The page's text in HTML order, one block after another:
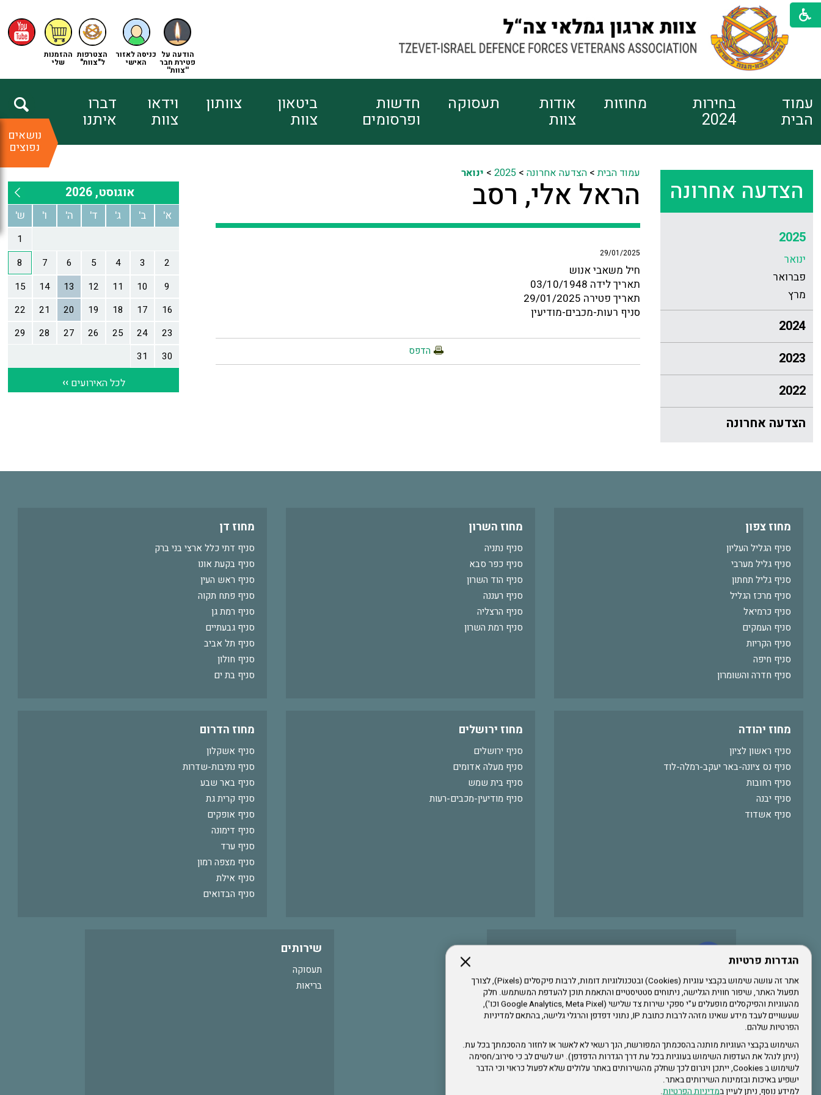
הגדרות פרטיות
אתר זה עושה שימוש בקבצי עוגיות (Cookies) ובטכנולוגיות דומות, לרבות פיקסלים (Pixels), לצורך
תפעול האתר, שיפור חווית הגלישה, ניתוחים סטטיסטיים והתאמת תוכן להעדפת המשתמש. חלק
מהעוגיות והפיקסלים מופעלים ע"י ספקי שירות צד שלישי (Google Analytics, Meta Pixel וכו'),
שעשויים לעבד מידע שאינו מזהה לרבות כתובת IP, נתוני דפדפן והרגלי גלישה, בהתאם למדיניות
הפרטיות שלהם.
השימוש בקבצי העוגיות מותנה בהסכמתך המפורשת, הנך רשאי לא לאשר או לחזור מהסכמתך בכל עת.
(ניתן לנהל את העדפות השימוש בעוגיות בכל עת דרך הגדרות הדפדפן). יש לשים לב כי סירוב/חסימה
לשימוש ב Cookies, ייתכן ויגרום לכך שחלק מהשירותים באתר עלולים שלא לפעול כראוי וכי הדבר
ישפיע באיכות ובזמינות השירותים באתר.
למידע נוסף, ניתן לעיין במדיניות הפרטיות.
ההזמנות
שלי
הצטרפות
ל"צוות"
כניסה לאזור
האישי
הודעה על
פטירת חבר
''צוות''
עמוד
הבית
בחירות
2024
מחוזות אודות
צוות
תעסוקה חדשות
ופרסומים
ביטאון
צוות
צוותון וידאו
צוות
דברו
איתנו
נושאים
נפוצים
הצדעה אחרונה
2025
ינואר
פברואר
מרץ
2024
2023
2022
הצדעה אחרונה
עמוד הבית>הצדעה אחרונה >
2025
> ינואר
הראל אלי, רסב
29/01/2025
חיל משאבי אנוש
תאריך לידה 03/10/1948
תאריך פטירה 29/01/2025
סניף רעות-מכבים-מודיעין
הדפס
מחוז צפון
סניף הגליל העליון
סניף גליל מערבי
סניף גליל תחתון
סניף מרכז הגליל
סניף כרמיאל
סניף העמקים
סניף הקריות
סניף חיפה
סניף חדרה והשומרון
מחוז השרון
סניף נתניה
סניף כפר סבא
סניף הוד השרון
סניף רעננה
סניף הרצליה
סניף רמת השרון
מחוז דן
סניף דתי כלל ארצי בני ברק
סניף בקעת אונו
סניף ראש העין
סניף פתח תקוה
סניף רמת גן
סניף גבעתיים
סניף תל אביב
סניף חולון
סניף בת ים
מחוז יהודה
סניף ראשון לציון
סניף נס ציונה-באר יעקב-רמלה-לוד
סניף רחובות
סניף יבנה
סניף אשדוד
מחוז ירושלים
סניף ירושלים
סניף מעלה אדומים
סניף בית שמש
סניף מודיעין-מכבים-רעות
מחוז הדרום
סניף אשקלון
סניף נתיבות-שדרות
סניף באר שבע
סניף קרית גת
סניף אופקים
סניף דימונה
סניף ערד
סניף מצפה רמון
סניף אילת
סניף הבדואים
הרשמו לערוץ היוטיוב שלנו
אתר צה"ל
שירותים
תעסוקה
בריאות